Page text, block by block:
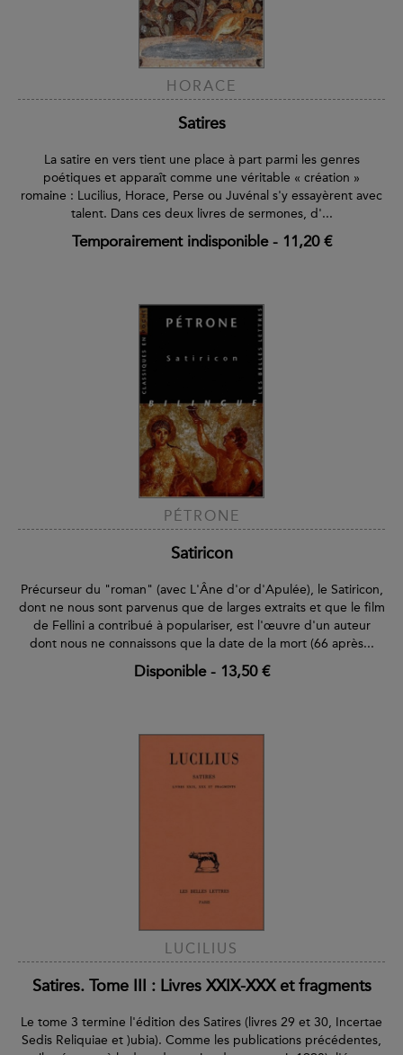
HORACE
Satires
La satire en vers tient une place à part parmi les genres
poétiques et apparaît comme une véritable « création »
romaine : Lucilius, Horace, Perse ou Juvénal s'y essayèrent avec
talent. Dans ces deux livres de sermones, d'...
Temporairement indisponible- 11,20 €
PÉTRONE
Satiricon
Précurseur du "roman" (avec L'Âne d'or d'Apulée), le Satiricon,
dont ne nous sont parvenus que de larges extraits et que le film
de Fellini a contribué à populariser, est l'œuvre d'un auteur
dont nous ne connaissons que la date de la mort (66 après...
Disponible- 13,50 €
LUCILIUS
Satires. Tome III : Livres XXIX-XXX et fragments
Le tome 3 termine l'édition des Satires (livres 29 et 30, Incertae
Sedis Reliquiae et )ubia). Comme les publications précédentes,